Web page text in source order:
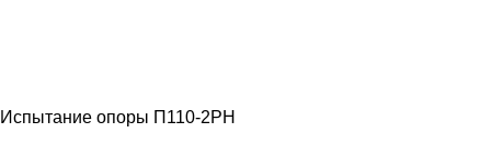
Испытание опоры П110-2РН